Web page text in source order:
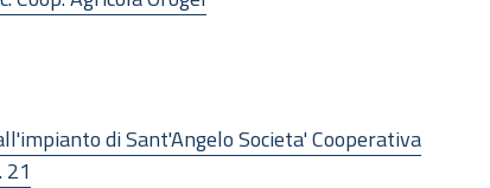
di Sant'Angelo Societa' Cooperativa
21